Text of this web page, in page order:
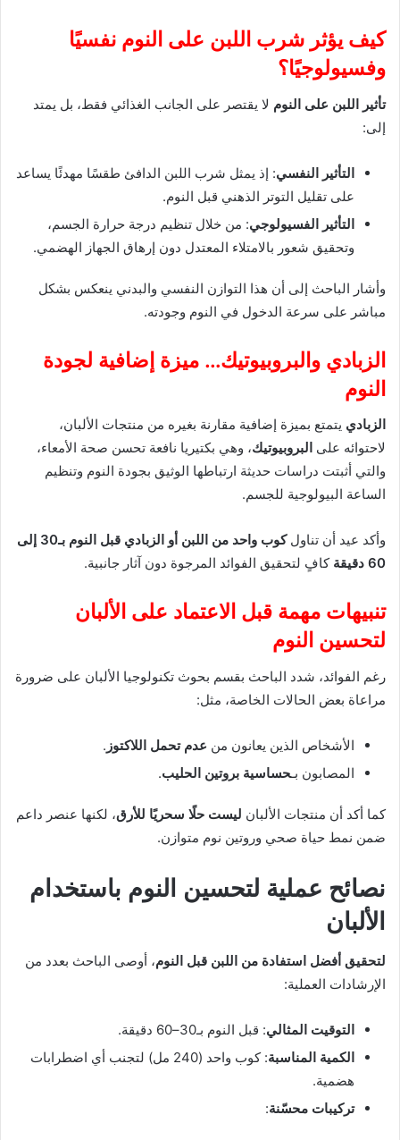
كيف يؤثر شرب اللبن على النوم نفسيًا
وفسيولوجيًا؟
تأثير اللبن على النوم لا يقتصر على الجانب الغذائي فقط، بل يمتد
إلى:
التأثير النفسي: إذ يمثل شرب اللبن الدافئ طقسًا مهدئًا يساعد
على تقليل التوتر الذهني قبل النوم.
التأثير الفسيولوجي: من خلال تنظيم درجة حرارة الجسم،
وتحقيق شعور بالامتلاء المعتدل دون إرهاق الجهاز الهضمي.
وأشار الباحث إلى أن هذا التوازن النفسي والبدني ينعكس بشكل
مباشر على سرعة الدخول في النوم وجودته.
الزبادي والبروبيوتيك… ميزة إضافية لجودة
النوم
الزبادي يتمتع بميزة إضافية مقارنة بغيره من منتجات الألبان،
لاحتوائه على البروبيوتيك، وهي بكتيريا نافعة تحسن صحة الأمعاء،
والتي أثبتت دراسات حديثة ارتباطها الوثيق بجودة النوم وتنظيم
الساعة البيولوجية للجسم.
وأكد عيد أن تناول
كوب واحد من اللبن أو الزبادي قبل النوم بـ30 إلى
60 دقيقة
كافٍ لتحقيق الفوائد المرجوة دون آثار جانبية.
تنبيهات مهمة قبل الاعتماد على الألبان
لتحسين النوم
رغم الفوائد، شدد الباحث بقسم بحوث تكنولوجيا الألبان على ضرورة
مراعاة بعض الحالات الخاصة، مثل:
الأشخاص الذين يعانون من عدم تحمل اللاكتوز .
المصابون بـحساسية بروتين الحليب.
كما أكد أن منتجات الألبان ليست حلًا سحريًا للأرق، لكنها عنصر داعم
ضمن نمط حياة صحي وروتين نوم متوازن.
نصائح عملية لتحسين النوم باستخدام
الألبان
لتحقيق أفضل استفادة من اللبن قبل النوم، أوصى الباحث بعدد من
الإرشادات العملية:
التوقيت المثالي: قبل النوم بـ30–60 دقيقة.
الكمية المناسبة
: كوب واحد (240 مل) لتجنب أي اضطرابات
هضمية.
تركيبات محسّنة: